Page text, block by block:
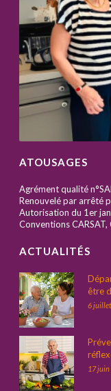
ATOUSAGES
Agrément qualité
Renouvelé par arrêté
Autorisation du 1er
Conventions CARSAT,
ACTUALITÉS
être
6
17